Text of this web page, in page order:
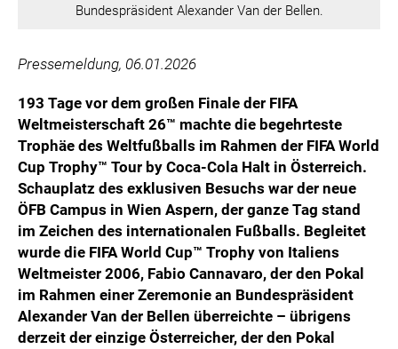
Bundespräsident Alexander Van der Bellen.
Pressemeldung, 06.01.2026
193 Tage vor dem großen Finale der FIFA
Weltmeisterschaft 26™ machte die begehrteste
Trophäe des Weltfußballs im Rahmen der FIFA World
Cup Trophy™ Tour by Coca-Cola Halt in Österreich.
Schauplatz des exklusiven Besuchs war der neue
ÖFB Campus in Wien Aspern, der ganze Tag stand
im Zeichen des internationalen Fußballs. Begleitet
wurde die FIFA World Cup™ Trophy von Italiens
Weltmeister 2006, Fabio Cannavaro, der den Pokal
im Rahmen einer Zeremonie an Bundespräsident
Alexander Van der Bellen überreichte – übrigens
derzeit der einzige Österreicher, der den Pokal